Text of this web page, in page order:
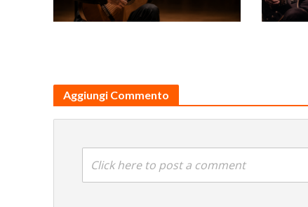
Aggiungi Commento
Click here to post a comment